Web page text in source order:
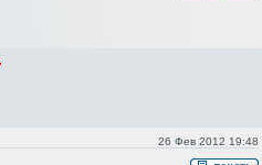
26 Фев 2012 19:48